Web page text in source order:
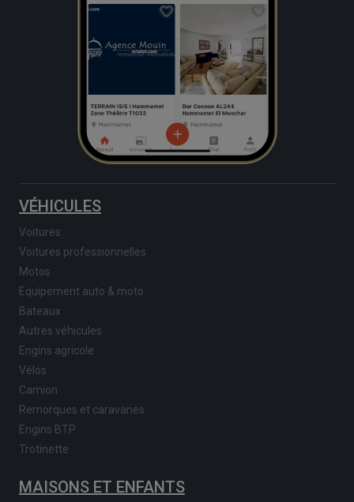
VÉHICULES
Voitures
Voitures professionnelles
Motos
Equipement auto & moto
Bateaux
Autres véhicules
Engins agricole
Vélos
Camion
Remorques et caravanes
Engins BTP
Trotinette
MAISONS ET ENFANTS